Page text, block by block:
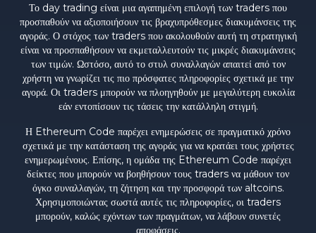
Το day trading είναι μια αγαπημένη επιλογή των traders που
προσπαθούν να αξιοποιήσουν τις βραχυπρόθεσμες διακυμάνσεις της
αγοράς. Ο στόχος των traders που ακολουθούν αυτή τη στρατηγική
είναι να προσπαθήσουν να εκμεταλλευτούν τις μικρές διακυμάνσεις
των τιμών. Ωστόσο, αυτό το στυλ συναλλαγών απαιτεί από τον
χρήστη να γνωρίζει τις πιο πρόσφατες πληροφορίες σχετικά με την
αγορά. Οι traders μπορούν να πλοηγηθούν με μεγαλύτερη ευκολία
εάν εντοπίσουν τις τάσεις την κατάλληλη στιγμή.
Η Ethereum Code παρέχει ενημερώσεις σε πραγματικό χρόνο
σχετικά με την κατάσταση της αγοράς για να κρατάει τους χρήστες
ενημερωμένους. Επίσης, η ομάδα της Ethereum Code παρέχει
δείκτες που μπορούν να βοηθήσουν τους traders να μάθουν τον
όγκο συναλλαγών, τη ζήτηση και την προσφορά των altcoins.
Χρησιμοποιώντας σωστά αυτές τις πληροφορίες, οι traders
μπορούν, καλώς εχόντων των πραγμάτων, να λάβουν συνετές
αποφάσεις.